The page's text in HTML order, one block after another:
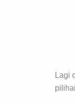
Lagi